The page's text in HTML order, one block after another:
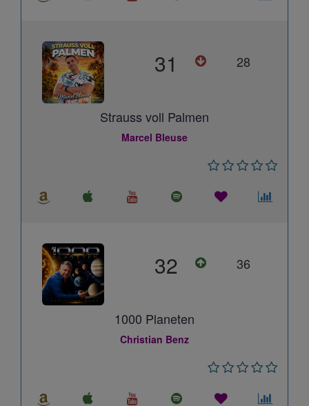
31 28
Strauss voll Palmen
Marcel Bleuse
32 36
1000 Planeten
Christian Benz